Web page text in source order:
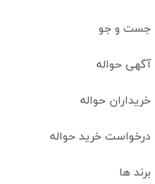
جست و جو
آگهی حواله
خریداران حواله
درخواست خرید حواله
برند ها